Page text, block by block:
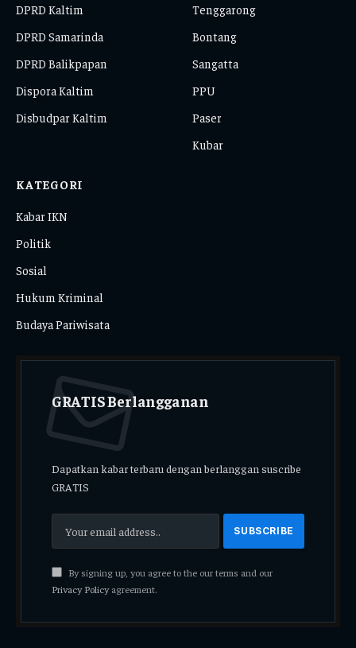
DPRD Kaltim
DPRD Samarinda
DPRD Balikpapan
Dispora Kaltim
Disbudpar Kaltim
Tenggarong
Bontang
Sangatta
PPU
Paser
Kubar
KATEGORI
Kabar IKN
Politik
Sosial
Hukum Kriminal
Budaya Pariwisata
GRATIS Berlangganan
Dapatkan kabar terbaru dengan berlanggan suscribe
GRATIS
By signing up, you agree to the our terms and our
Privacy Policyagreement.